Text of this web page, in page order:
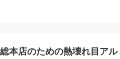
本店のための熱壊れ目ア